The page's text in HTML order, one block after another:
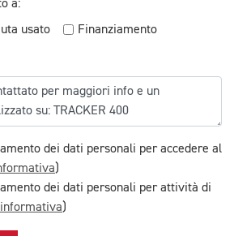
a:
usato
Finanziamento
dei dati personali per accedere al
)
dei dati personali per attività di
)